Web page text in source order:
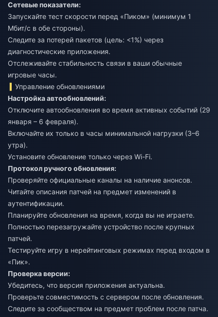
Сетевые показатели:
Запускайте тест скорости перед «Пиком» (минимум 1
Мбит/с в обе стороны).
Следите за потерей пакетов (цель: <1%) через
диагностические приложения.
Отслеживайте стабильность связи в ваши обычные
игровые часы.
Управление обновлениями
Настройка автообновлений:
Отключите автообновления во время активных событий (29
января – 6 февраля).
Включайте их только в часы минимальной нагрузки (3–6
утра).
Установите обновление только через Wi-Fi.
Протокол ручного обновления:
Проверяйте официальные каналы на наличие анонсов.
Читайте описания патчей на предмет изменений в
аутентификации.
Планируйте обновления на время, когда вы не играете.
Полностью перезагружайте устройство после крупных
патчей.
Тестируйте игру в нерейтинговых режимах перед входом в
«Пик».
Проверка версии:
Убедитесь, что версия приложения актуальна.
Проверьте совместимость с сервером после обновления.
Следите за сообществом на предмет проблем после патча.